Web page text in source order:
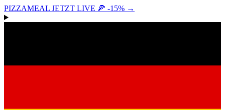
PIZZAMEAL JETZT LIVE 🍕 -15% →